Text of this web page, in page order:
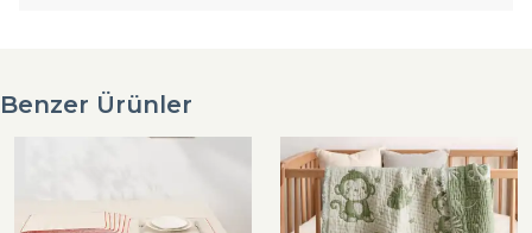
Benzer Ürünler